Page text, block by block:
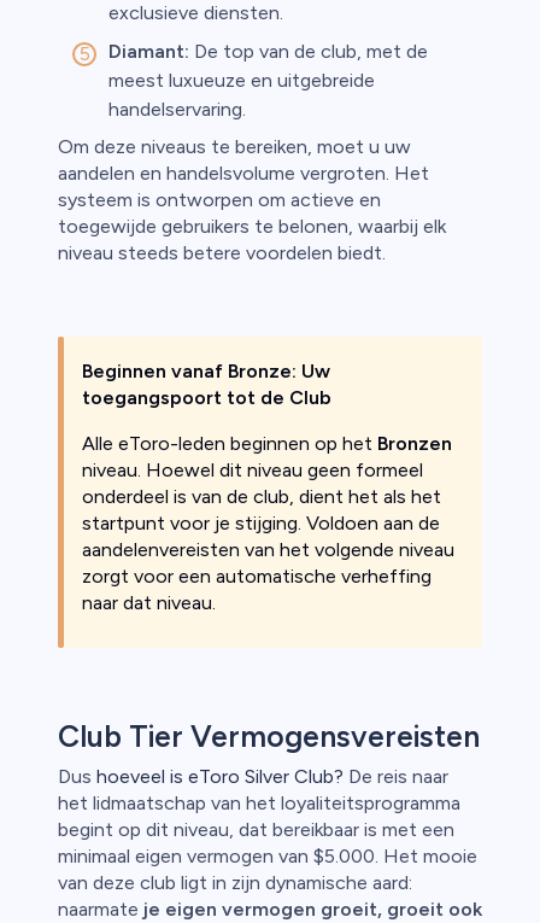
exclusieve diensten.
Diamant: De top van de club, met de
meest luxueuze en uitgebreide
handelservaring.
Om deze niveaus te bereiken, moet u uw
aandelen en handelsvolume vergroten. Het
systeem is ontworpen om actieve en
toegewijde gebruikers te belonen, waarbij elk
niveau steeds betere voordelen biedt.
Beginnen vanaf Bronze: Uw
toegangspoort tot de Club
Alle eToro-leden beginnen op het Bronzen
niveau. Hoewel dit niveau geen formeel
onderdeel is van de club, dient het als het
startpunt voor je stijging. Voldoen aan de
aandelenvereisten van het volgende niveau
zorgt voor een automatische verheffing
naar dat niveau.
Club Tier Vermogensvereisten
Dus hoeveel is eToro Silver Club? De reis naar
het lidmaatschap van het loyaliteitsprogramma
begint op dit niveau, dat bereikbaar is met een
minimaal eigen vermogen van $5.000. Het mooie
van deze club ligt in zijn dynamische aard:
naarmate je eigen vermogen groeit, groeit ook